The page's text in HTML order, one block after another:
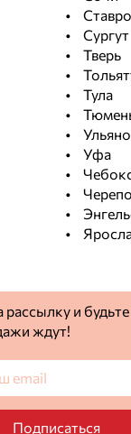
Сургут
Тверь
Тула
Уфа
и
ждут!
Подписаться